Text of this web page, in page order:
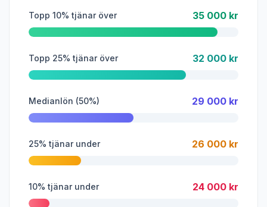
Topp 10% tjänar över 35 000 kr
Topp 25% tjänar över 32 000 kr
Medianlön (50%) 29 000 kr
25% tjänar under 26 000 kr
10% tjänar under 24 000 kr